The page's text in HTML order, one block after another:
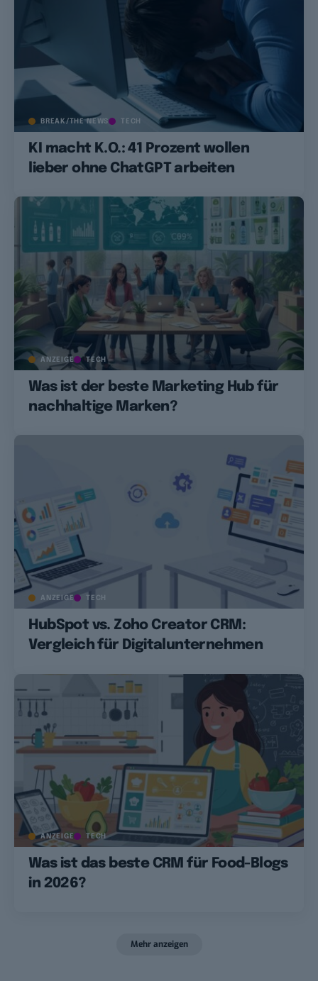
BREAK/THE NEWS TECH
KI macht K.O.: 41 Prozent wollen
lieber ohne ChatGPT arbeiten
ANZEIGE TECH
Was ist der beste Marketing Hub für
nachhaltige Marken?
ANZEIGE TECH
HubSpot vs. Zoho Creator CRM:
Vergleich für Digitalunternehmen
ANZEIGE TECH
Was ist das beste CRM für Food-Blogs
in 2026?
Mehr anzeigen